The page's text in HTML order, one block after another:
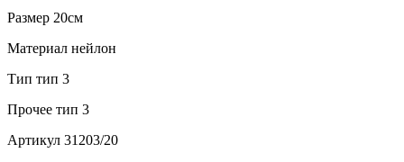
Размер 20см
Материал нейлон
Тип тип 3
Прочее тип 3
Артикул 31203/20